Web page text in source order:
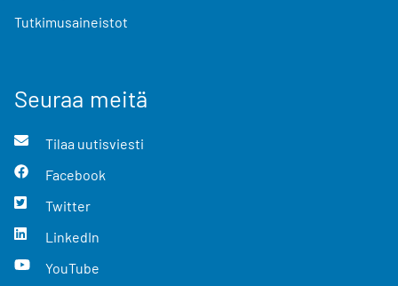
Tutkimusaineistot
Seuraa meitä
Tilaa uutisviesti
Facebook
Twitter
LinkedIn
YouTube